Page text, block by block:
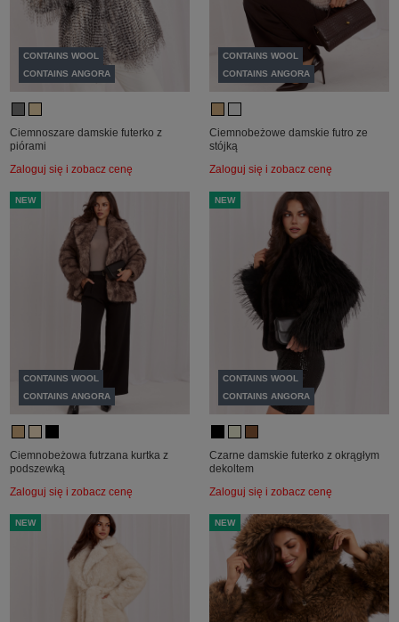
CONTAINS WOOL
CONTAINS ANGORA
Ciemnoszare damskie futerko z
piórami
Zaloguj się i zobacz cenę
CONTAINS WOOL
CONTAINS ANGORA
Ciemnobeżowe damskie futro ze
stójką
Zaloguj się i zobacz cenę
NEW
CONTAINS WOOL
CONTAINS ANGORA
Ciemnobeżowa futrzana kurtka z
podszewką
Zaloguj się i zobacz cenę
NEW
CONTAINS WOOL
CONTAINS ANGORA
Czarne damskie futerko z okrągłym
dekoltem
Zaloguj się i zobacz cenę
NEW NEW